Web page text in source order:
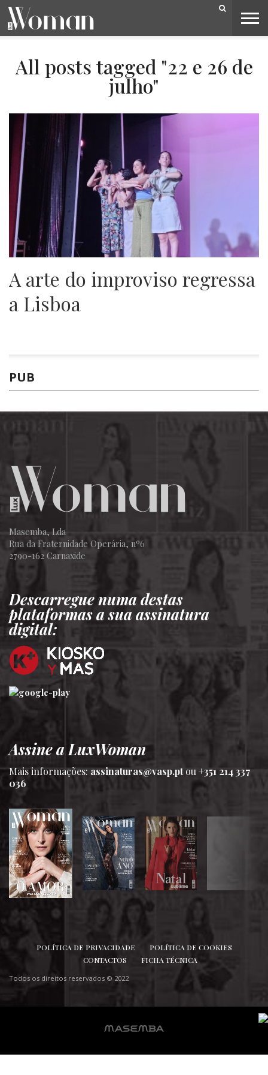
SIGA-NOS
BELEZA
CAPA
LIFESTYLE
MODA
OPINIÃO
PESSOAS
SOCIEDADE
VIDEOS
All posts tagged "22 e 26 de
julho"
A arte do improviso regressa
a Lisboa
PUB
Masemba, Lda
Rua da Fraternidade Operária, nº6
2790-162 Carnaxide
Descarregue numa destas
plataformas a sua assinatura
digital:
Assine a LuxWoman
Mais informações:assinaturas@vasp.ptou +351 214 337
036
POLÍTICA DE PRIVACIDADE
POLÍTICA DE COOKIES
CONTACTOS
FICHA TÉCNICA
Todos os direitos reservados © 2022